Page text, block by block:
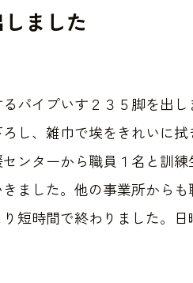
ました
パイプいす２３５脚を出
し、雑巾で埃をきれいに
ンターから職員１名と訓
ました。他の事業所から
短時間で終わりました。